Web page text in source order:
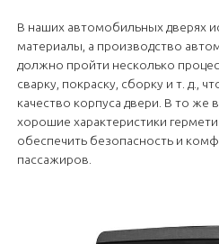
В наших автомобильных дверях
материалы, а производство
должно пройти несколько
сварку, покраску, сборку и т. д.,
качество корпуса двери. В то
хорошие характеристики
обеспечить безопасность и
пассажиров.